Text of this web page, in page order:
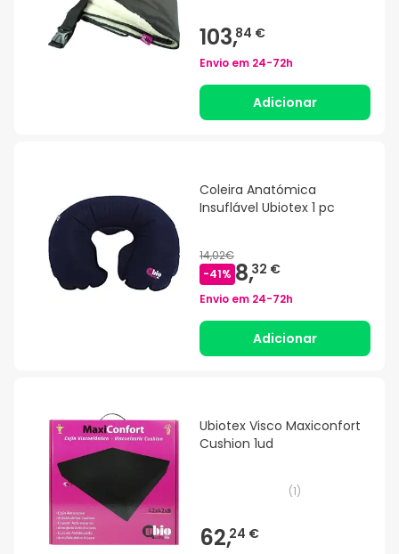
103,84 €
Envio em 24-72h
Adicionar
Coleira Anatómica
Insuflável Ubiotex 1 pc
14,02€
-41% 8,32 €
Envio em 24-72h
Adicionar
Ubiotex Visco Maxiconfort
Cushion 1ud
(1)
62,24 €